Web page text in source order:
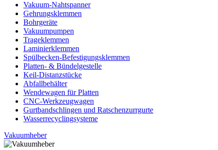
Vakuum-Nahtspanner
Gehrungsklemmen
Bohrgeräte
Vakuumpumpen
Trageklemmen
Laminierklemmen
Spülbecken-Befestigungsklemmen
Platten- & Bündelgestelle
Keil-Distanzstücke
Abfallbehälter
Wendewagen für Platten
CNC-Werkzeugwagen
Gurtbandschlingen und Ratschenzurrgurte
Wasserrecyclingsysteme
Vakuumheber